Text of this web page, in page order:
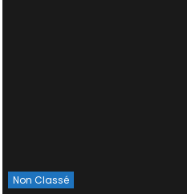
Non Classé